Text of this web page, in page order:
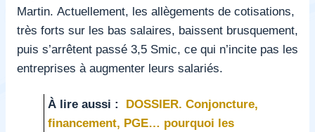
Martin. Actuellement, les allègements de cotisations,
très forts sur les bas salaires, baissent brusquement,
puis s’arrêtent passé 3,5 Smic, ce qui n’incite pas les
entreprises à augmenter leurs salariés.
À lire aussi :
DOSSIER. Conjoncture,
financement, PGE… pourquoi les